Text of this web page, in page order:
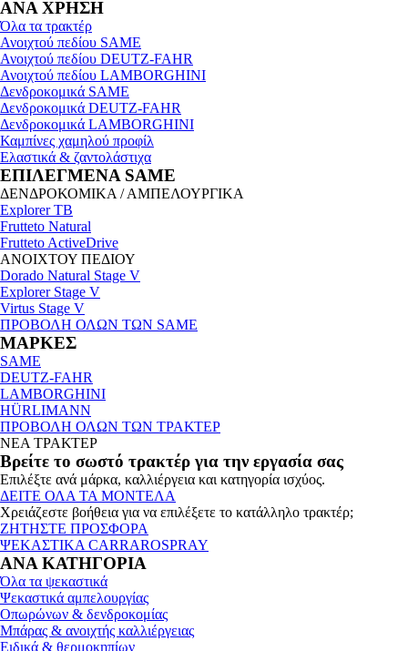
ΑΝΑ ΧΡΗΣΗ
Όλα τα τρακτέρ
Ανοιχτού πεδίου SAME
Ανοιχτού πεδίου DEUTZ-FAHR
Ανοιχτού πεδίου LAMBORGHINI
Δενδροκομικά SAME
Δενδροκομικά DEUTZ-FAHR
Δενδροκομικά LAMBORGHINI
Καμπίνες χαμηλού προφίλ
Ελαστικά & ζαντολάστιχα
ΕΠΙΛΕΓΜΕΝΑ SAME
ΔΕΝΔΡΟΚΟΜΙΚΑ / ΑΜΠΕΛΟΥΡΓΙΚΑ
Explorer TB
Frutteto Natural
Frutteto ActiveDrive
ΑΝΟΙΧΤΟΥ ΠΕΔΙΟΥ
Dorado Natural Stage V
Explorer Stage V
Virtus Stage V
ΠΡΟΒΟΛΗ ΟΛΩΝ ΤΩΝ SAME
ΜΑΡΚΕΣ
SAME
DEUTZ-FAHR
LAMBORGHINI
HÜRLIMANN
ΠΡΟΒΟΛΗ ΟΛΩΝ ΤΩΝ ΤΡΑΚΤΕΡ
ΝΕΑ ΤΡΑΚΤΕΡ
Βρείτε το σωστό τρακτέρ για την εργασία σας
Επιλέξτε ανά μάρκα, καλλιέργεια και κατηγορία ισχύος.
ΔΕΙΤΕ ΟΛΑ ΤΑ ΜΟΝΤΕΛΑ
Χρειάζεστε βοήθεια για να επιλέξετε το κατάλληλο τρακτέρ;
ΖΗΤΗΣΤΕ ΠΡΟΣΦΟΡΑ
ΨΕΚΑΣΤΙΚΑ CARRAROSPRAY
ΑΝΑ ΚΑΤΗΓΟΡΙΑ
Όλα τα ψεκαστικά
Ψεκαστικά αμπελουργίας
Οπωρώνων & δενδροκομίας
Μπάρας & ανοιχτής καλλιέργειας
Ειδικά & θερμοκηπίων